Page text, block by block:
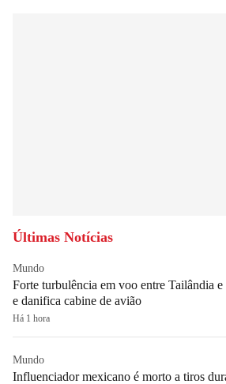
Últimas Notícias
Mundo
Forte turbulência em voo entre Tailândia
e danifica cabine de avião
Há 1 hora
Mundo
Influenciador mexicano é morto a tiros